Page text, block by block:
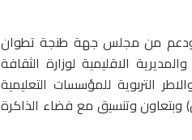
أيام: 8، 9 و10 يناير 2025. نظم بشراكة ودعم من مجلس جهة طنجة تطوان
الاقليمية لوزارة الثقافة
التربوية للمؤسسات التعليمية
وبتعاون وتنسيق مع فضاء الذاكرة